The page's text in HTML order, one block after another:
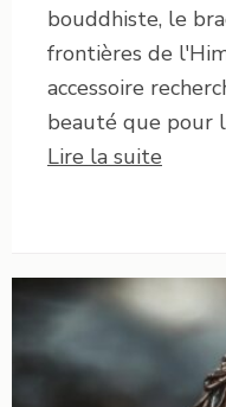
bouddhiste, le
frontières de
accessoire
beauté que pour
Lire la suite